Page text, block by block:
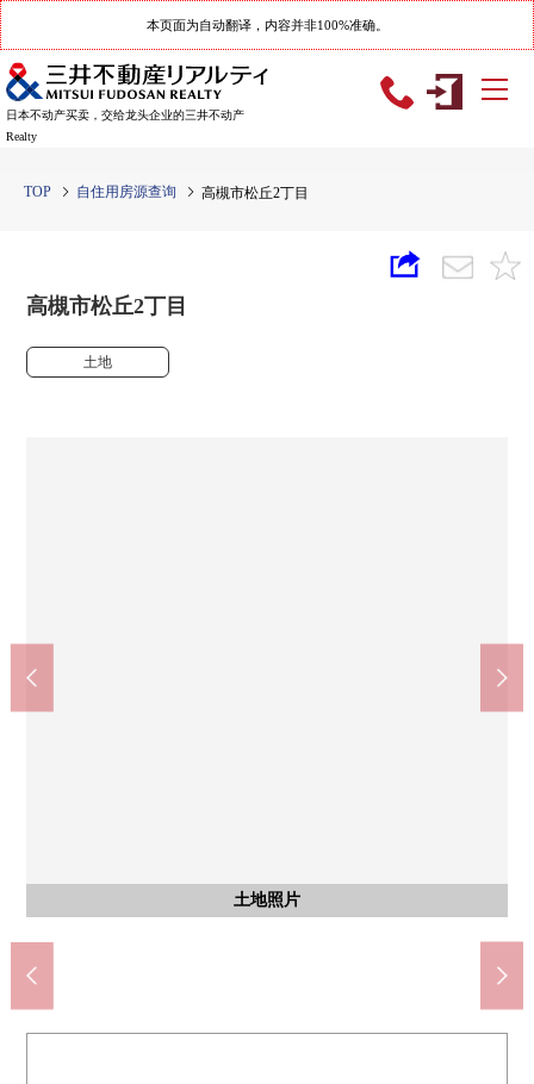
本页面为自动翻译，内容并非100%准确。
日本不动产买卖，交给龙头企业的三井不动产
Realty
TOP 自住用房源查询 高槻市松丘2丁目
高槻市松丘2丁目
土地
土地照片
土地照片
土地照片
土地照片
土地照片
含有前面道路的外观
含有前面道路的外观
含有前面道路的外观
含有前面道路的外观
Koyo松丘商店(约420m)
akutoamore(约3500m)
社会医疗法人佑生会绿ka山冈医院(约2100m)
高槻市立安冈寺小学(约750m)
高槻市立第9中学(约550m)